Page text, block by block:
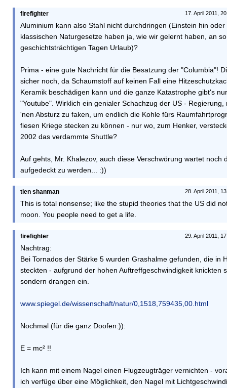
17. April 2011,
firefighter
Aluminium kann also Stahl nicht durchdringen (Einstein hin
klassischen Naturgesetze haben ja, wie wir gelernt haben, an so
geschichtsträchtigen Tagen Urlaub)?
Prima - eine gute Nachricht für die Besatzung der "Columbia"!
sicher noch, da Schaumstoff auf keinen Fall eine
Keramik beschädigen kann und die ganze Katastrophe gibt's
"Youtube". Wirklich ein genialer Schachzug der US - Regierung,
'nen Absturz zu faken, um endlich die Kohle fürs
fiesen Kriege stecken zu können - nur wo, zum Henker,
2002 das verdammte Shuttle?
Auf gehts, Mr. Khalezov, auch diese Verschwörung wartet noch
aufgedeckt zu werden... :))
28. April 2011,
tien shanman
This is total nonsense; like the stupid theories that the US did
moon. You people need to get a life.
29. April 2011,
firefighter
Nachtrag:
Bei Tornados der Stärke 5 wurden Grashalme gefunden, die in
steckten - aufgrund der hohen Auftreffgeschwindigkeit knickten
sondern drangen ein.
www.spiegel.de/wissenschaft/natur/0,1518,759435,00.html
Nochmal (für die ganz Doofen:)):
E = mc² !!
Ich kann mit einem Nagel einen Flugzeugträger vernichten -
ich verfüge über eine Möglichkeit, den Nagel mit